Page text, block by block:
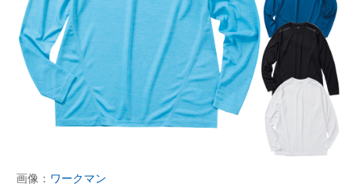
画像： ワークマン